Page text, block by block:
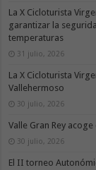
La X Cicloturista
garantizar la
temperaturas
31 julio, 2026
La X Cicloturista
Vallehermoso
30 julio, 2026
Valle Gran Rey
30 julio, 2026
El II torneo